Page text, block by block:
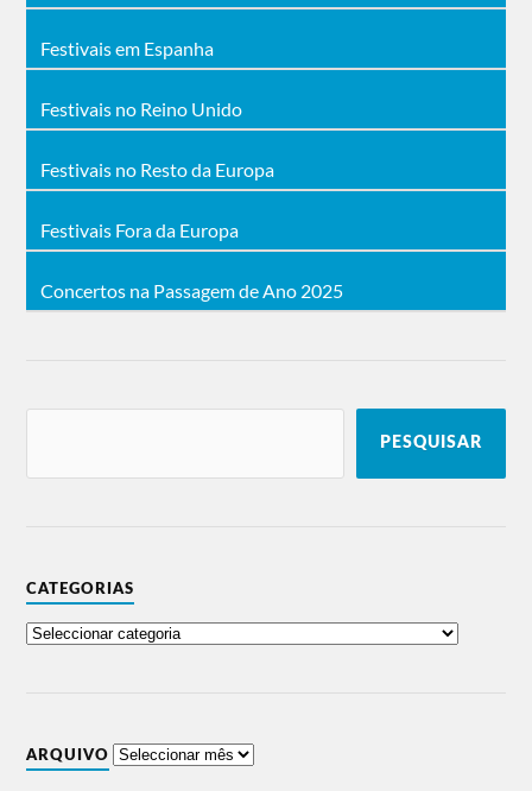
Festivais em Espanha
Festivais no Reino Unido
Festivais no Resto da Europa
Festivais Fora da Europa
Concertos na Passagem de Ano 2025
PESQUISAR
CATEGORIAS
ARQUIVO